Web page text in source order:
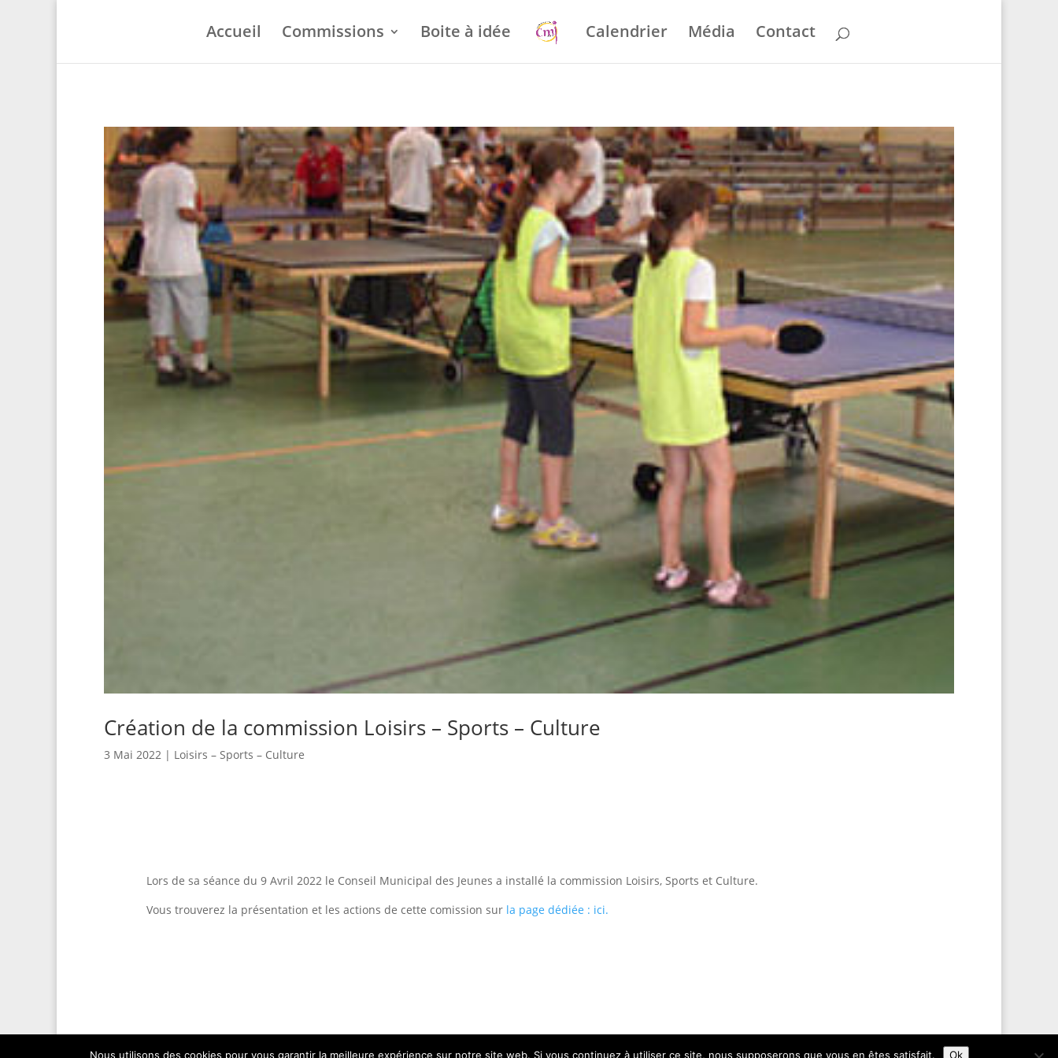
Accueil Commissions Boite à idée Calendrier Média Contact
Création de la commission Loisirs – Sports – Culture
3 Mai 2022 | Loisirs – Sports – Culture
Lors de sa séance du 9 Avril 2022 le Conseil Municipal des Jeunes a installé la commission Loisirs, Sports et Culture.
Vous trouverez la présentation et les actions de cette comission sur la page dédiée : ici.
Nous utilisons des cookies pour vous garantir la meilleure expérience sur notre site web. Si vous continuez à utiliser ce site, nous supposerons que vous en êtes satisfait. Ok